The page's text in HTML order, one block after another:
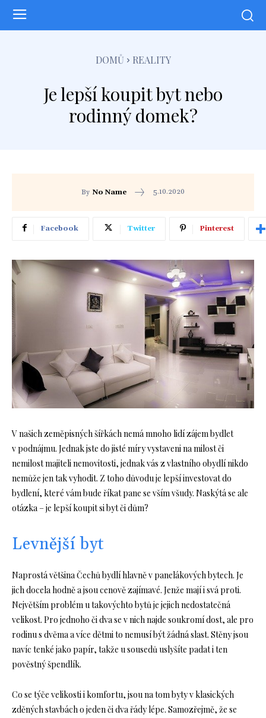
DOMŮ REALITY
Je lepší koupit byt nebo
rodinný domek?
By No Name 5.10.2020
Facebook Twitter Pinterest
V našich zeměpisných šířkách nemá mnoho lidí zájem bydlet
v podnájmu. Jednak jste do jisté míry vystaveni na milost či
nemilost majiteli nemovitosti, jednak vás z vlastního obydlí nikdo
nemůže jen tak vyhodit. Z toho důvodu je lepší investovat do
bydlení, které vám bude říkat pane se vším všudy. Naskýtá se ale
otázka – je lepší koupit si byt či dům?
Levnější byt
Naprostá většina Čechů bydlí hlavně v panelákových bytech. Je
jich docela hodně a jsou cenově zajímavé. Jenže mají i svá proti.
Největším problém u takovýchto bytů je jejich nedostatečná
velikost. Pro jednoho či dva se v nich najde soukromí dost, ale pro
rodinu s dvěma a více dětmi to nemusí být žádná slast. Stěny jsou
navíc tenké jako papír, takže u sousedů uslyšíte padat i ten
pověstný špendlík.
Co se týče velikosti i komfortu, jsou na tom byty v klasických
zděných stavbách o jeden či dva řády lépe. Samozřejmě, že se